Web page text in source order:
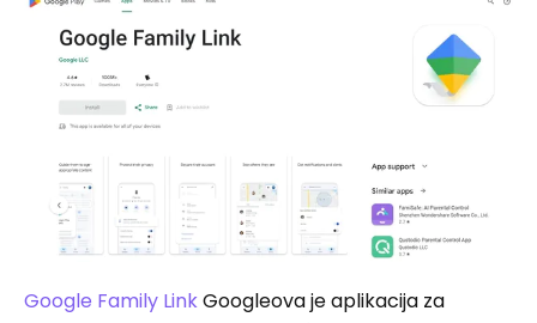
Google Family LinkGoogleova je aplikacija za